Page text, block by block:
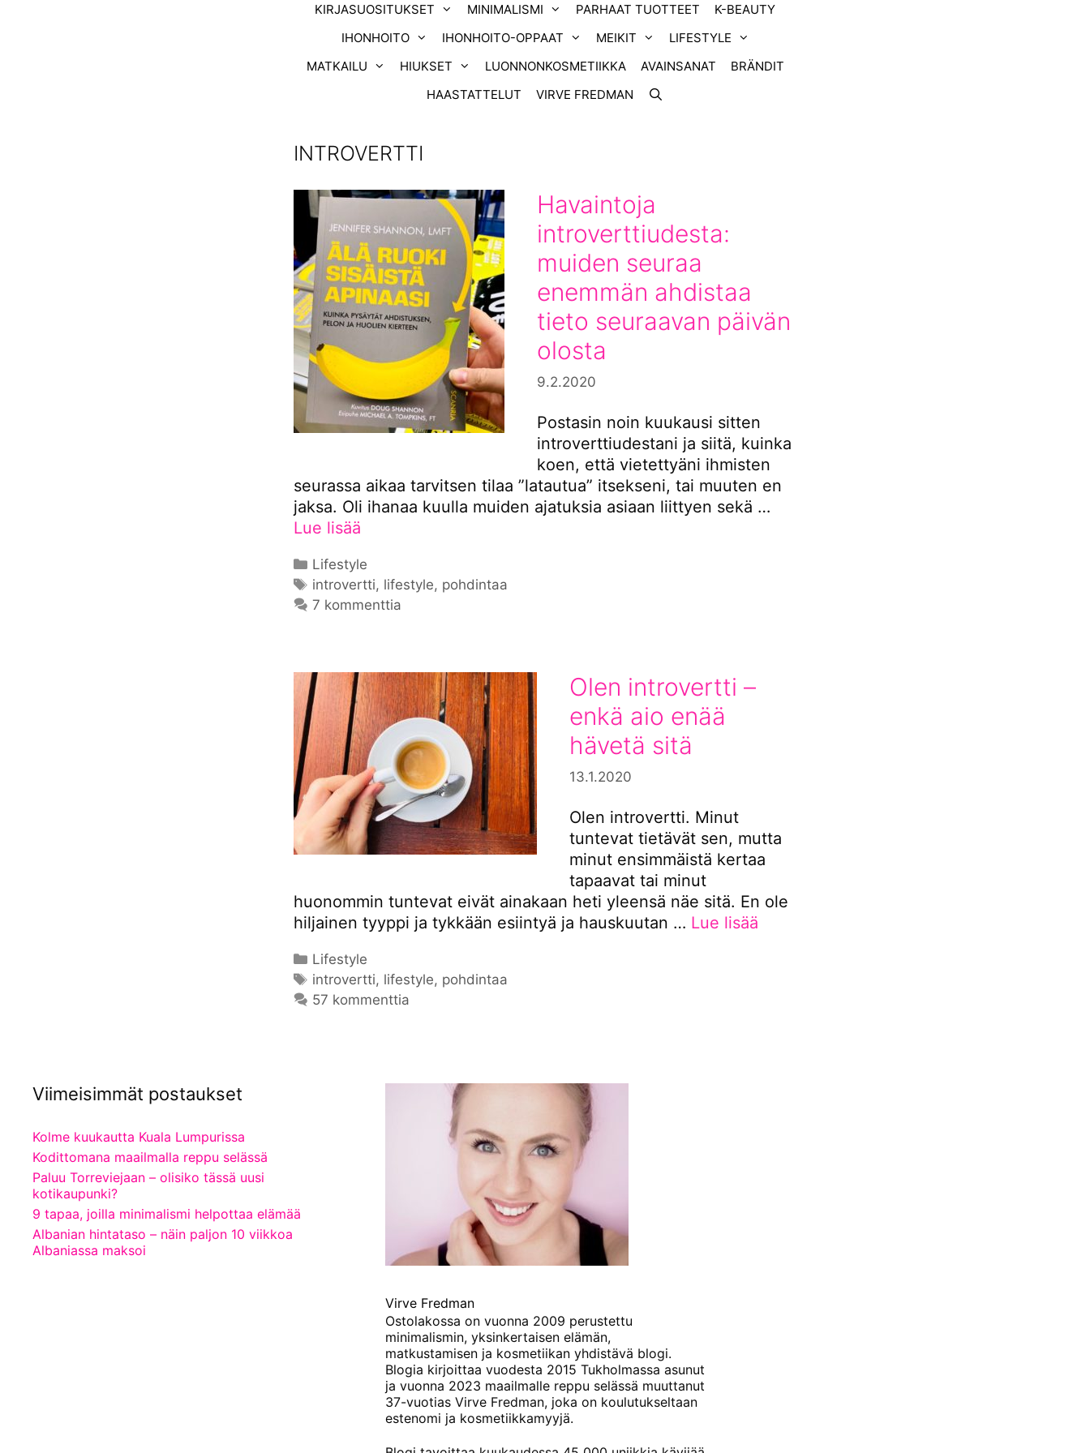
KIRJASUOSITUKSET MINIMALISMI PARHAAT TUOTTEET
K-BEAUTY
IHONHOITO
IHONHOITO-OPPAAT MEIKIT
LIFESTYLE
MATKAILU
HIUKSET LUONNONKOSMETIIKKA AVAINSANAT
BRÄNDIT
HAASTATTELUT
VIRVE FREDMAN
INTROVERTTI
Havaintoja
introverttiudesta:
muiden seuraa
enemmän ahdistaa
tieto seuraavan päivän
olosta
9.2.2020
Postasin noin kuukausi sitten
introverttiudestani ja siitä, kuinka
koen, että vietettyäni ihmisten
seurassa aikaa tarvitsen tilaa ”latautua” itsekseni, tai muuten en
jaksa. Oli ihanaa kuulla muiden ajatuksia asiaan liittyen sekä …
Lue lisää
Kategoriat
Lifestyle
Avainsanat
introvertti, lifestyle, pohdintaa
7 kommenttia
Olen introvertti –
enkä aio enää
hävetä sitä
13.1.2020
Olen introvertti. Minut
tuntevat tietävät sen, mutta
minut ensimmäistä kertaa
tapaavat tai minut
huonommin tuntevat eivät ainakaan heti yleensä näe sitä. En ole
hiljainen tyyppi ja tykkään esiintyä ja hauskuutan … Lue lisää
Kategoriat
Lifestyle
Avainsanat
introvertti, lifestyle, pohdintaa
57 kommenttia
Viimeisimmät postaukset
Kolme kuukautta Kuala Lumpurissa
Kodittomana maailmalla reppu selässä
Paluu Torreviejaan – olisiko tässä uusi
kotikaupunki?
9 tapaa, joilla minimalismi helpottaa elämää
Albanian hintataso – näin paljon 10 viikkoa
Albaniassa maksoi
Virve Fredman
Ostolakossa on vuonna 2009 perustettu
minimalismin, yksinkertaisen elämän,
matkustamisen ja kosmetiikan yhdistävä blogi.
Blogia kirjoittaa vuodesta 2015 Tukholmassa asunut
ja vuonna 2023 maailmalle reppu selässä muuttanut
37-vuotias Virve Fredman, joka on koulutukseltaan
estenomi ja kosmetiikkamyyjä.